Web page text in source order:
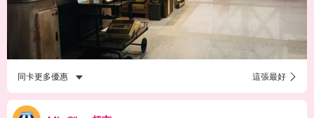
同卡更多優惠 這張最好